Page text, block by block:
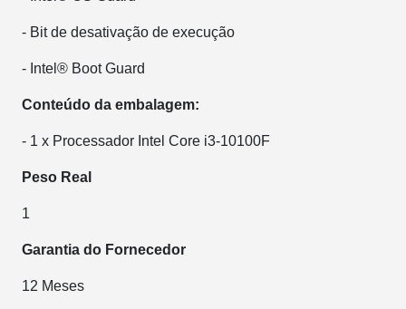
- Bit de desativação de execução
- Intel® Boot Guard
Conteúdo da embalagem:
- 1 x Processador Intel Core i3-10100F
Peso Real
1
Garantia do Fornecedor
12 Meses